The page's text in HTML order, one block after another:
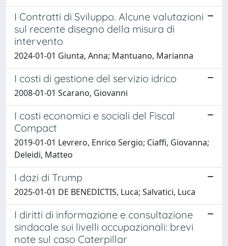
I Contratti di Sviluppo. Alcune valutazioni
sul recente disegno della misura di
intervento
2024-01-01 Giunta, Anna; Mantuano, Marianna
I costi di gestione del servizio idrico
2008-01-01 Scarano, Giovanni
I costi economici e sociali del Fiscal
Compact
2019-01-01 Levrero, Enrico Sergio; Ciaffi, Giovanna;
Deleidi, Matteo
I dazi di Trump
2025-01-01 DE BENEDICTIS, Luca; Salvatici, Luca
I diritti di informazione e consultazione
sindacale sui livelli occupazionali: brevi
note sul caso Caterpillar